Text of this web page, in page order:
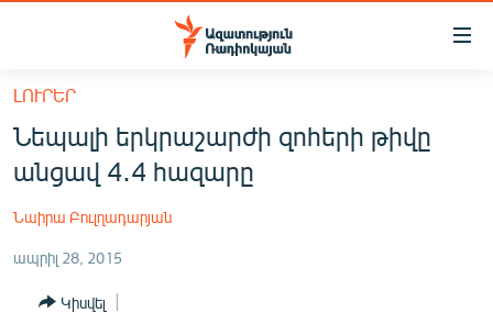
Մատչելիության
հիմնական
բովանդակությանը
Անցնել
հիմնական
մենյուին
ՀԱՅԱՍՏԱՆ
ՔԱՂԱՔԱԿԱՆ
ԸՆՏՐՈՒԹՅՈՒՆՆԵՐ 2026
ԻՐԱՎՈՒՆՔ
ՀԱՍԱՐԱԿՈՒԹՅՈՒՆ
ԼՈՒՐԵՐ
Նեպալի երկրաշարժի զոհերի թիվը
անցավ 4․4 հազարը
Նաիրա Բուլղադարյան
ապրիլ 28, 2015
Կիսվել